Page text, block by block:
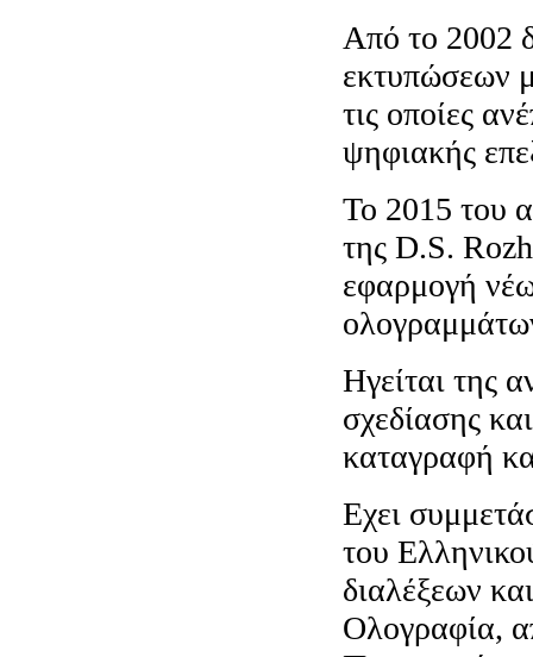
Από το 2002
εκτυπώσεων
τις οποίες
ψηφιακής
Το 2015 του
της D.S.
εφαρμογή
Hγείται της
σχεδίασης
καταγραφή
Εχει
του
διαλέξεων
Ολογραφία,